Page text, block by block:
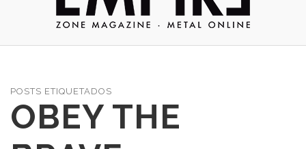
POSTS ETIQUETADOS
OBEY THE